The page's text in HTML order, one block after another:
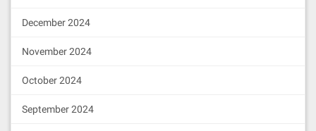
December 2024
November 2024
October 2024
September 2024